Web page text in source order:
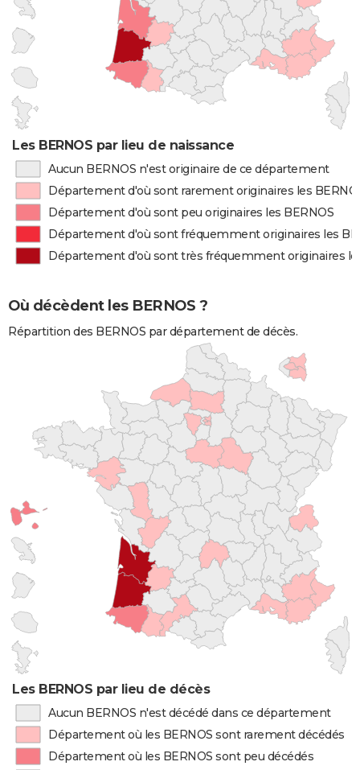
Les BERNOS par lieu de naissance
Aucun BERNOS n'est originaire de ce département
Département d'où sont rarement originaires les
Département d'où sont peu originaires les BERNOS
Département d'où sont fréquemment originaires les
Département d'où sont très fréquemment originaires
Où décèdent les BERNOS ?
Répartition des BERNOS par département de décès.
Les BERNOS par lieu de décès
Aucun BERNOS n'est décédé dans ce département
Département où les BERNOS sont rarement décédés
Département où les BERNOS sont peu décédés